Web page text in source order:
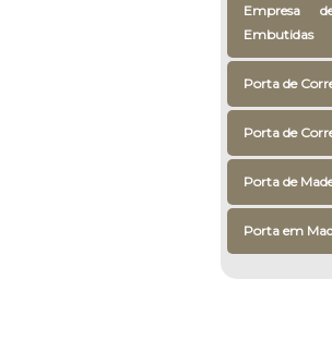
Empresa
Embutidas
Porta de
Porta de
Porta de
Porta em